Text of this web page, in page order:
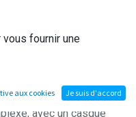
réalité virtuelle en
Entreprise regroupe le
des séances
avec un casque
fournir une
aux cookies Je suis d'accord